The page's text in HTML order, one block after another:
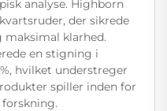
analyse. Highborn
der sikrede
klarhed.
en stigning i
hvilket understreger
spiller inden for